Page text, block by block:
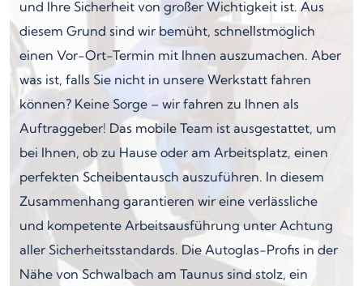
und Ihre Sicherheit von großer Wichtigkeit ist. Aus
diesem Grund sind wir bemüht, schnellstmöglich
einen Vor-Ort-Termin mit Ihnen auszumachen. Aber
was ist, falls Sie nicht in unsere Werkstatt fahren
können? Keine Sorge – wir fahren zu Ihnen als
Auftraggeber! Das mobile Team ist ausgestattet, um
bei Ihnen, ob zu Hause oder am Arbeitsplatz, einen
perfekten Scheibentausch auszuführen. In diesem
Zusammenhang garantieren wir eine verlässliche
und kompetente Arbeitsausführung unter Achtung
aller Sicherheitsstandards. Die Autoglas-Profis in der
Nähe von Schwalbach am Taunus sind stolz, ein